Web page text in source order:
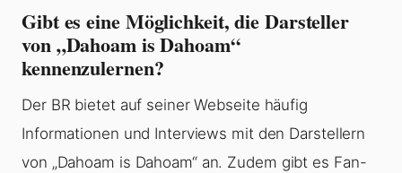
Gibt es eine Möglichkeit, die Darsteller
von „Dahoam is Dahoam“
kennenzulernen?
Der BR bietet auf seiner Webseite häufig
Informationen und Interviews mit den Darstellern
von „Dahoam is Dahoam“ an. Zudem gibt es Fan-